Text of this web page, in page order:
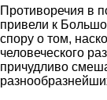
Противоречия в
привели к
спору о том,
человеческого
причудливо